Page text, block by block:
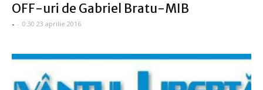
OFF-uri de Gabriel Bratu-MIB
- - 0:30 23 aprilie 2016